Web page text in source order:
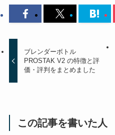
ブレンダーボトル
PROSTAK V2 の特徴と評
価・評判をまとめました
この記事を書いた人